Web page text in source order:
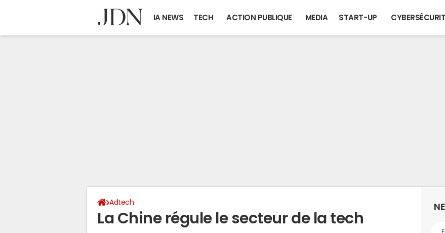
IA NEWS TECH ACTION PUBLIQUE MEDIA START-UP
Adtech
La Chine régule le secteur de la tech